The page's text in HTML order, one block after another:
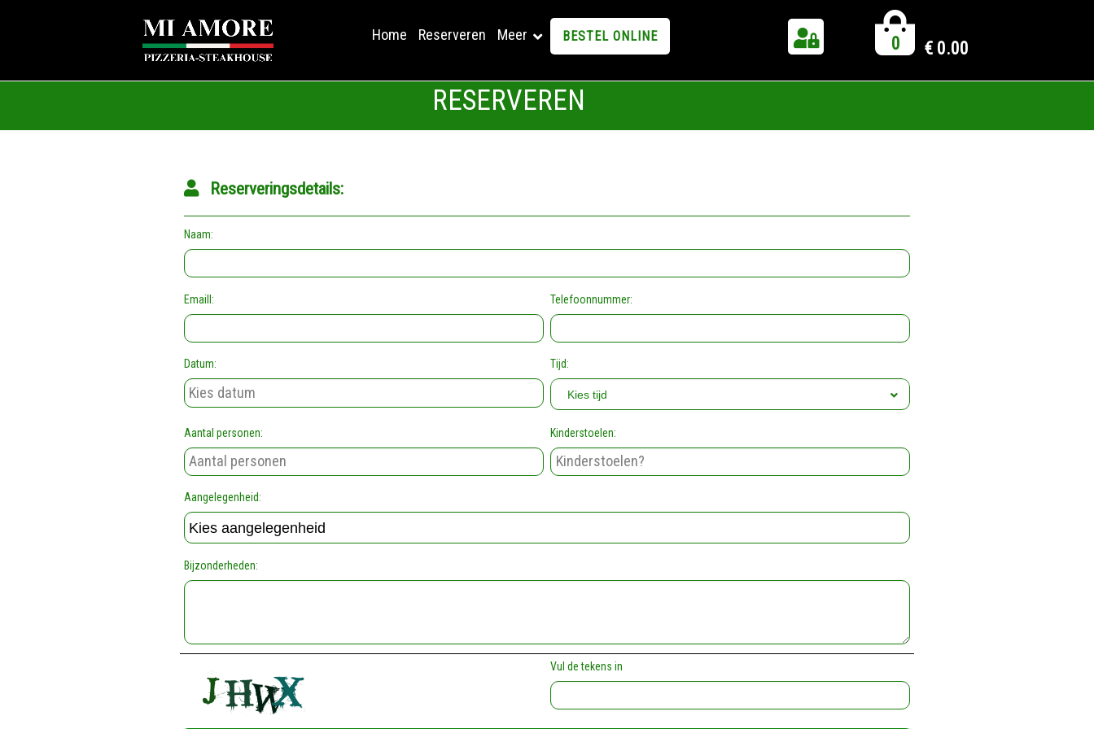
Home Reserveren Meer BESTEL ONLINE 0 € 0.00
RESERVEREN
Reserveringsdetails:
Naam:
Emaill: Telefoonnummer:
Datum: Tijd:
Aantal personen: Kinderstoelen:
Aangelegenheid:
Bijzonderheden:
Vul de tekens in